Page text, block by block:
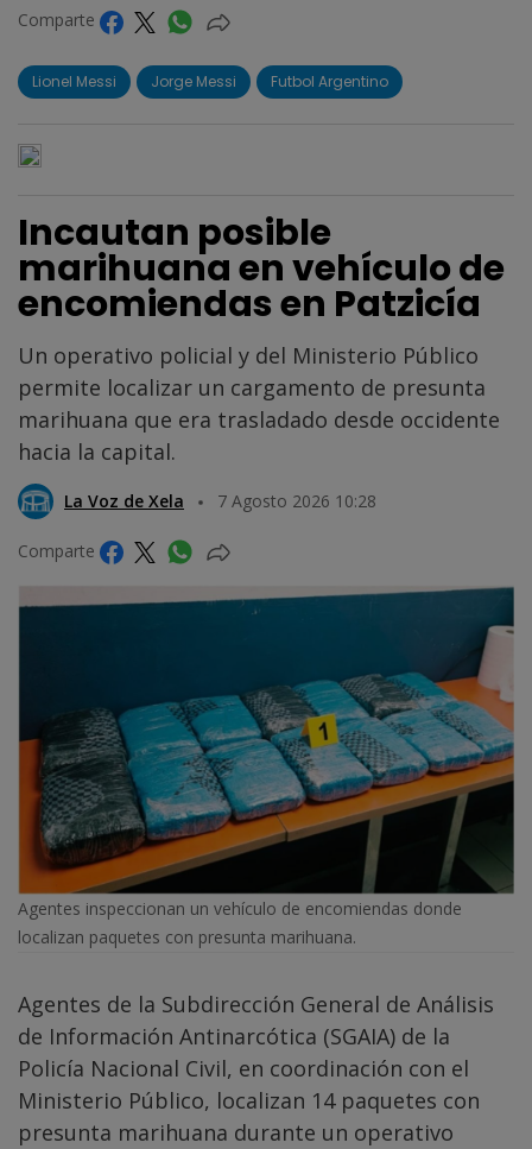
Comparte
Lionel Messi Jorge Messi Futbol Argentino
Incautan posible
marihuana en vehículo de
encomiendas en Patzicía
Un operativo policial y del Ministerio Público
permite localizar un cargamento de presunta
marihuana que era trasladado desde occidente
hacia la capital.
La Voz de Xela 7 Agosto 2026 10:28
Comparte
Agentes inspeccionan un vehículo de encomiendas donde
localizan paquetes con presunta marihuana.
Agentes de la Subdirección General de Análisis
de Información Antinarcótica (SGAIA) de la
Policía Nacional Civil, en coordinación con el
Ministerio Público, localizan 14 paquetes con
presunta marihuana durante un operativo